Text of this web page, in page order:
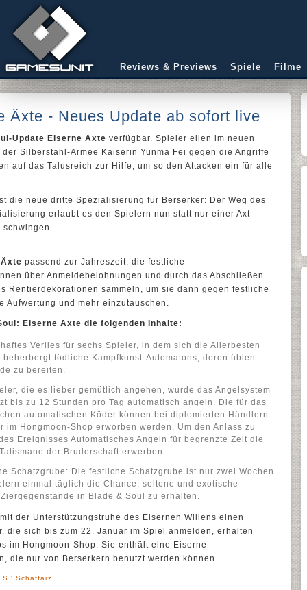
Reviews & Previews Spiele Filme
Äxte - Neues Update ab sofort live
Update Eiserne Äxte verfügbar. Spieler eilen im neuen
Silberstahl-Armee Kaiserin Yunma Fei gegen die Angriffe
auf das Talusreich zur Hilfe, um so den Attacken ein für alle
die neue dritte Spezialisierung für Berserker: Der Weg des
erlaubt es den Spielern nun statt nur einer Axt
passend zur Jahreszeit, die festliche
über Anmeldebelohnungen und durch das Abschließen
Rentierdekorationen sammeln, um sie dann gegen festliche
Aufwertung und mehr einzutauschen.
Eiserne Äxte die folgenden Inhalte:
Verlies für sechs Spieler, in dem sich die Allerbesten
tödliche Kampfkunst-Automatons, deren üblen
zu bereiten.
die es lieber gemütlich angehen, wurde das Angelsystem
bis zu 12 Stunden pro Tag automatisch angeln. Die für das
automatischen Köder können bei diplomierten Händlern
im Hongmoon-Shop erworben werden. Um den Anlass zu
Ereignisses Automatisches Angeln für begrenzte Zeit die
der Bruderschaft erwerben.
Schatzgrube: Die festliche Schatzgrube ist nur zwei Wochen
einmal täglich die Chance, seltene und exotische
in Blade & Soul zu erhalten.
der Unterstützungstruhe des Eisernen Willens einen
die sich bis zum 22. Januar im Spiel anmelden, erhalten
im Hongmoon-Shop. Sie enthält eine Eiserne
die nur von Berserkern benutzt werden können.
S.' Schaffarz